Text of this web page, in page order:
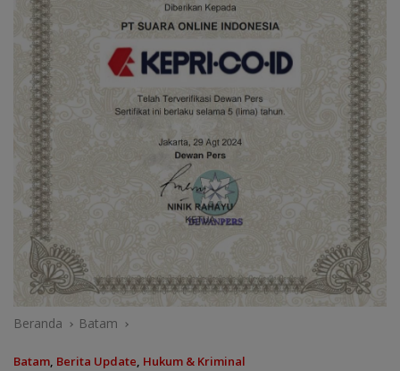
Beranda Batam
Batam, Berita Update, Hukum & Kriminal